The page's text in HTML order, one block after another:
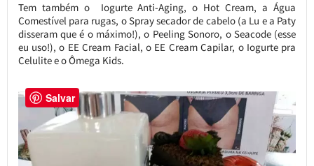
Tem também o Iogurte Anti-Aging, o Hot Cream, a Água
Comestível para rugas, o Spray secador de cabelo (a Lu e a Paty
disseram que é o máximo!), o Peeling Sonoro, o Seacode (esse
eu uso!), o EE Cream Facial, o EE Cream Capilar, o Iogurte pra
Celulite e o Ômega Kids.
Salvar